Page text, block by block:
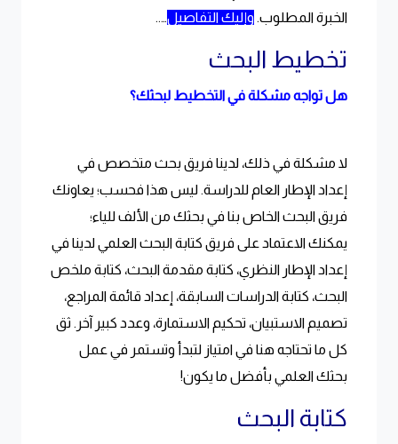
الخبرة المطلوب. وإليك التفاصيل…..
تخطيط البحث
هل تواجه مشكلة في التخطيط لبحثك؟
لا مشكلة في ذلك، لدينا فريق بحث متخصص في
إعداد الإطار العام للدراسة. ليس هذا فحسب؛ يعاونك
فريق البحث الخاص بنا في بحثك من الألف للياء؛
يمكنك الاعتماد على فريق كتابة البحث العلمي لدينا في
إعداد الإطار النظري، كتابة مقدمة البحث، كتابة ملخص
البحث، كتابة الدراسات السابقة، إعداد قائمة المراجع،
تصميم الاستبيان، تحكيم الاستمارة، وعدد كبير آخر. ثق
كل ما تحتاجه هنا في امتياز لتبدأ وتستمر في عمل
بحثك العلمي بأفضل ما يكون!
كتابة البحث